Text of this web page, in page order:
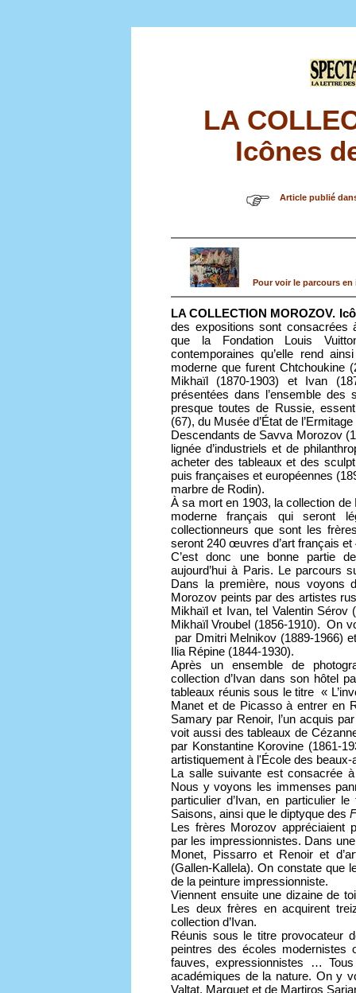
LA
Icônes
Article publié
Pour voir le parcours
LA COLLECTION MOROZOV.
des expositions sont consacrées
que la Fondation Louis
contemporaines qu’elle rend
moderne que furent Chtchoukine
Mikhaïl (1870-1903) et Ivan
présentées dans l’ensemble
presque toutes de Russie,
(67), du Musée d’État de
Descendants de Savva Morozov
lignée d’industriels et de
acheter des tableaux et des
puis françaises et européennes
marbre de Rodin).
À sa mort en 1903, la collection
moderne français qui seront
collectionneurs que sont les
seront 240 œuvres d’art français et
C’est donc une bonne partie
aujourd’hui à Paris. Le parcours
Dans la première, nous voyons
Morozov peints par des artistes
Mikhaïl et Ivan, tel Valentin Sérov
Mikhaïl Vroubel (1856-1910). On
par Dmitri Melnikov (1889-1966)
Ilia Répine (1844-1930).
Après un ensemble de
collection d’Ivan dans son hôtel
tableaux réunis sous le titre «
Manet et de Picasso à entrer en
Samary par Renoir, l’un acquis
voit aussi des tableaux de
par Konstantine Korovine (1861-
artistiquement à l'École des
La salle suivante est consacrée
Nous y voyons les immenses
particulier d’Ivan, en particulier
Saisons, ainsi que le diptyque des
Les frères Morozov appréciaient
par les impressionnistes. Dans
Monet, Pissarro et Renoir et
(Gallen-Kallela). On constate que
de la peinture impressionniste.
Viennent ensuite une dizaine de
Les deux frères en acquirent
collection d’Ivan.
Réunis sous le titre provocateur
peintres des écoles modernistes
fauves, expressionnistes …
académiques de la nature. On y
Valtat, Marquet et de Martiros